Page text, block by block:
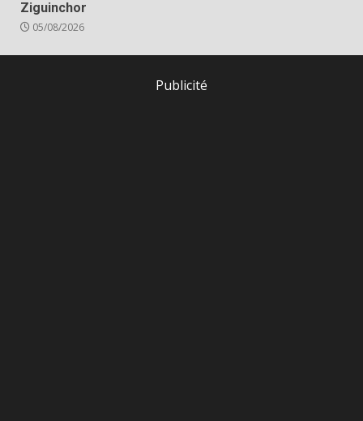
Ziguinchor
05/08/2026
Publicité